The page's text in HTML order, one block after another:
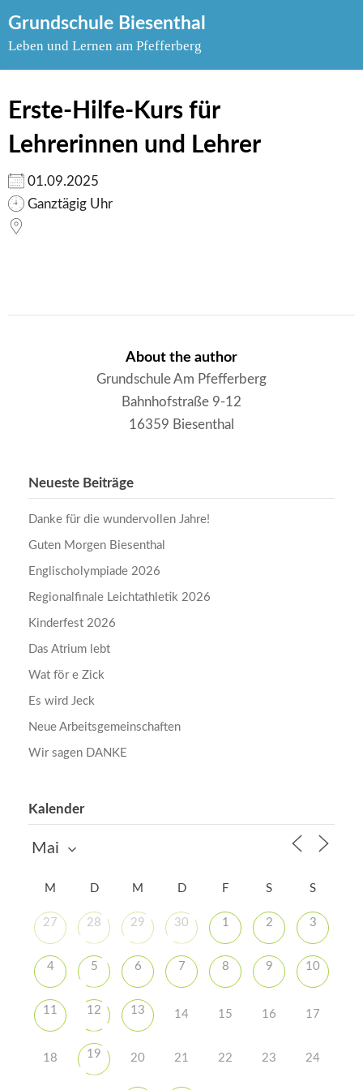
to
Grundschule Biesenthal
Leben und Lernen am Pfefferberg
Erste-Hilfe-Kurs für
Lehrerinnen und Lehrer
01.09.2025
Ganztägig Uhr
About the author
Grundschule Am Pfefferberg
Bahnhofstraße 9-12
16359 Biesenthal
Neueste Beiträge
Danke für die wundervollen Jahre!
Guten Morgen Biesenthal
Englischolympiade 2026
Regionalfinale Leichtathletik 2026
Kinderfest 2026
Das Atrium lebt
Wat för e Zick
Es wird Jeck
Neue Arbeitsgemeinschaften
Wir sagen DANKE
Kalender
M D M D F S S
27 28 29 30 1 2 3
4 5 6 7 8 9 10
11 12 13 14 15 16 17
18 19 20 21 22 23 24